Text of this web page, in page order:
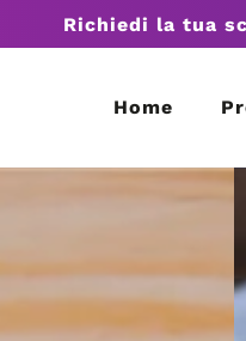
Richiedi la tua
Home